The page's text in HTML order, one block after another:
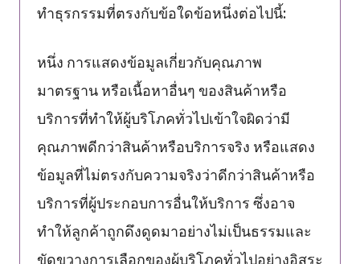
ทำธุรกรรมที่ตรงกับข้อใดข้อหนึ่งต่อไปนี้:
หนึ่ง การแสดงข้อมูลเกี่ยวกับคุณภาพ
มาตรฐาน หรือเนื้อหาอื่นๆ ของสินค้าหรือ
บริการที่ทำให้ผู้บริโภคทั่วไปเข้าใจผิดว่ามี
คุณภาพดีกว่าสินค้าหรือบริการจริง หรือแสดง
ข้อมูลที่ไม่ตรงกับความจริงว่าดีกว่าสินค้าหรือ
บริการที่ผู้ประกอบการอื่นให้บริการ ซึ่งอาจ
ทำให้ลูกค้าถูกดึงดูดมาอย่างไม่เป็นธรรมและ
ขัดขวางการเลือกของผู้บริโภคทั่วไปอย่างอิสระ